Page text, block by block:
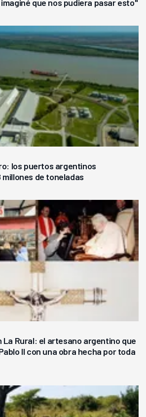
que nos pudiera pasar esto"
los puertos argentinos
de toneladas
La Rural: el artesano argentino que
II con una obra hecha por toda